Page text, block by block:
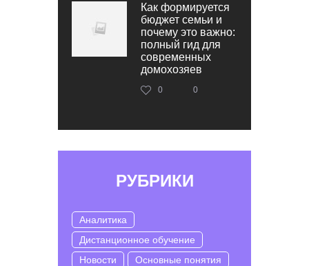
Как формируется
бюджет семьи и
почему это важно:
полный гид для
современных
домохозяев
0 0
РУБРИКИ
Аналитика
Дистанционное обучение
Новости
Основные понятия